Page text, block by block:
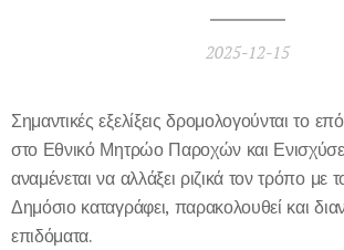
2025-12-15
Σημαντικές εξελίξεις δρομολογούνται το
στο Εθνικό Μητρώο Παροχών και
αναμένεται να αλλάξει ριζικά τον τρόπο με
Δημόσιο καταγράφει, παρακολουθεί και
επιδόματα.